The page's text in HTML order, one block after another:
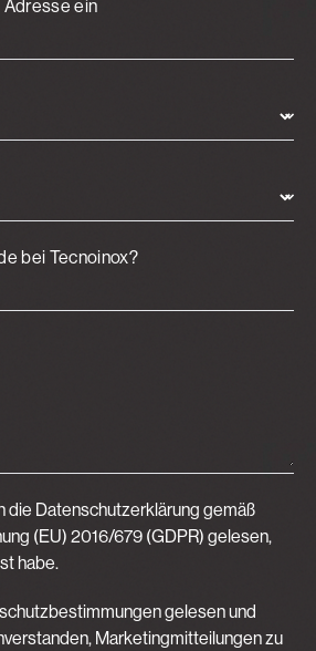
bei Tecnoinox?
die Datenschutzerklärung gemäß
(EU) 2016/679 (GDPR) gelesen,
habe.
gelesen und
Marketingmitteilungen zu